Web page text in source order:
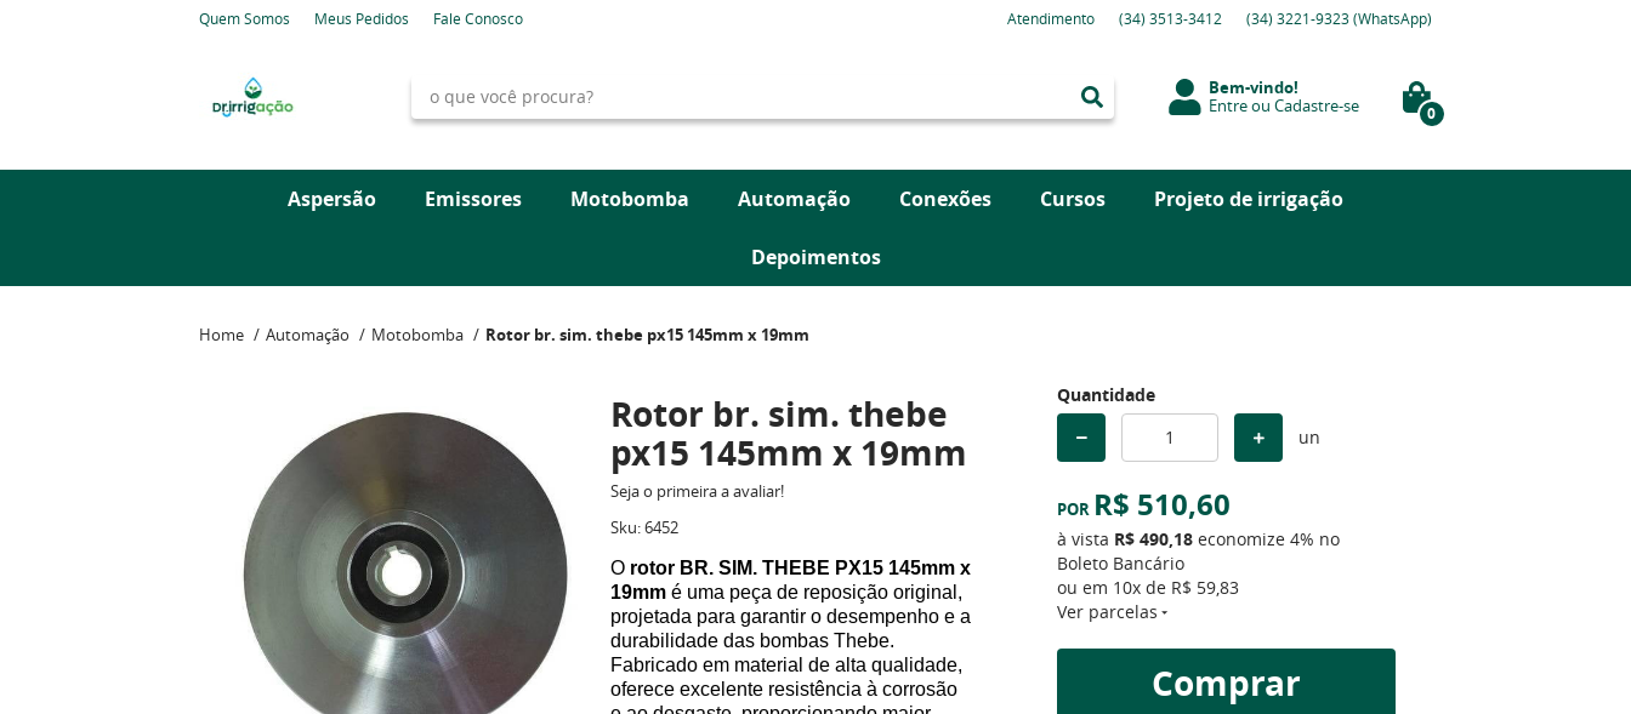
Quem Somos Meus Pedidos Fale Conosco Atendimento (34) 3513-3412 (34) 3221-9323(WhatsApp)
Bem-vindo!
EntreouCadastre-se 0
Aspersão Emissores Motobomba Automação Conexões Cursos Projeto de irrigação
Depoimentos
Home Automação Motobomba Rotor br. sim. thebe px15 145mm x 19mm
Rotor br. sim. thebe
px15 145mm x 19mm
Seja o primeira a avaliar!
Sku:6452
O rotor BR. SIM. THEBE PX15 145mm x
19mmé uma peça de reposição original,
projetada para garantir o desempenho e a
durabilidade das bombas Thebe.
Fabricado em material de alta qualidade,
oferece excelente resistência à corrosão
Quantidade
un
POR R$ 510,60
à vista R$ 490,18 economize4% no
Boleto Bancário
ou em 10x de R$ 59,83
Ver parcelas
Comprar